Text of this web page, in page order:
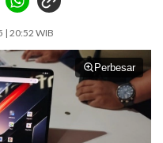
| 20:52 WIB
Perbesar